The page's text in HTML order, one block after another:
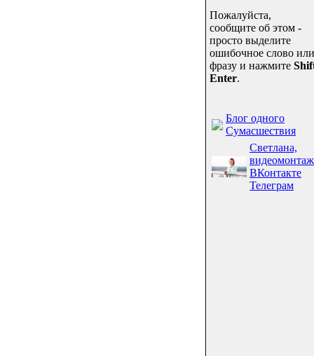
Пожалуйста,
сообщите об этом -
просто выделите
ошибочное слово или
фразу и нажмите
Enter.
Блог одного
Сумасшествия
Светлана,
видеомонтаж
ВКонтакте
Телеграм